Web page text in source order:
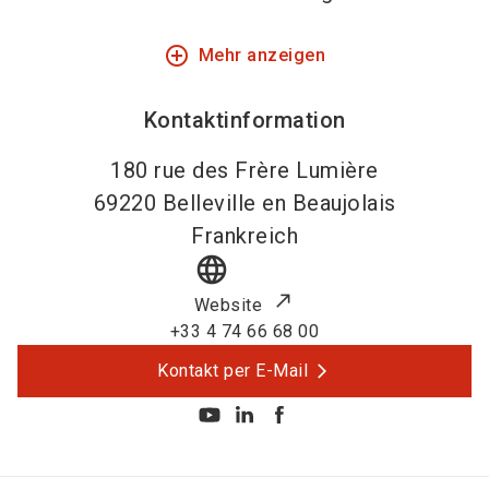
add_circle_outline Mehr anzeigen
Kontaktinformation
180 rue des Frère Lumière
69220 Belleville en Beaujolais
Frankreich
language
Website
+33 4 74 66 68 00
Kontakt per E-Mail